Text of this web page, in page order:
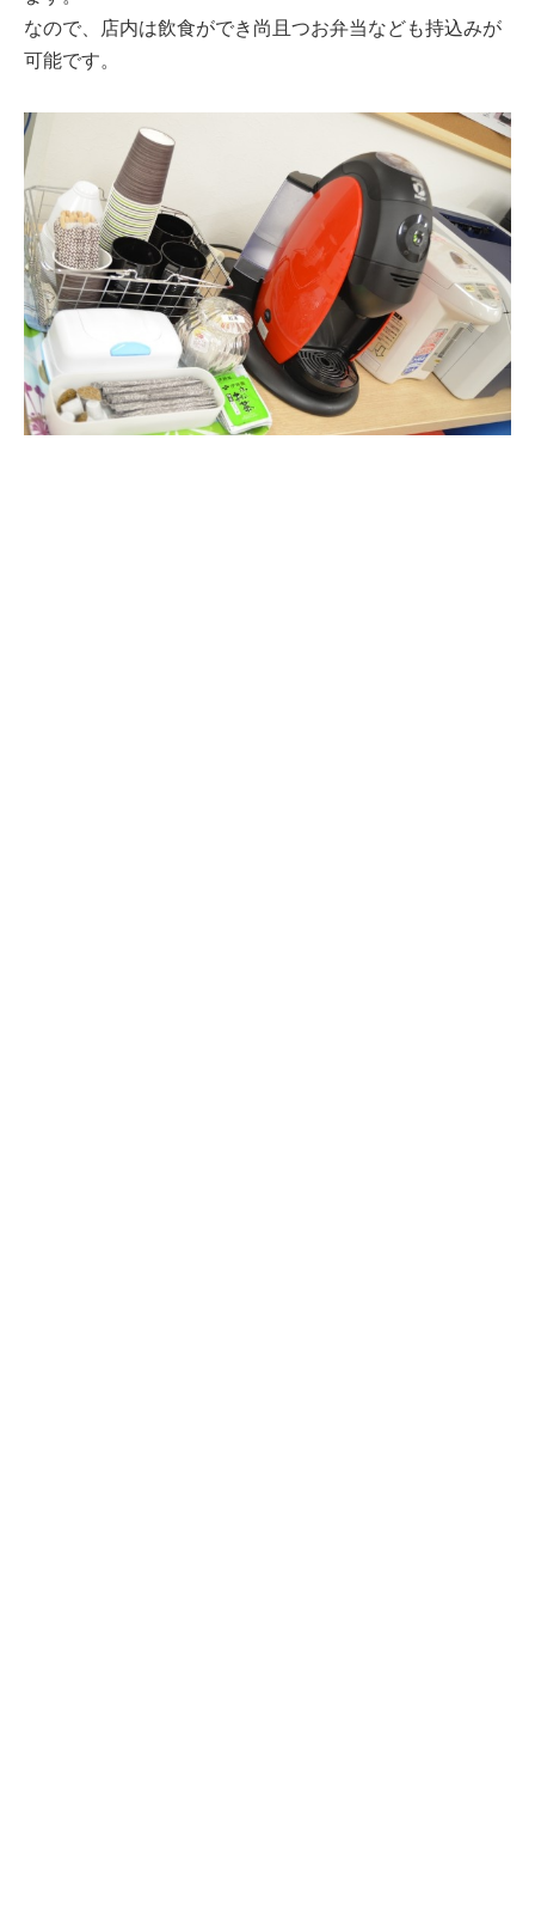
なので、店内は飲食ができ尚且つお弁当なども持込みが
可能です。